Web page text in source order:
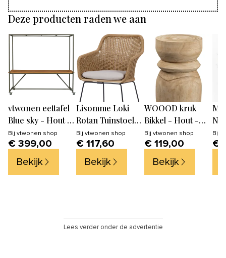
Deze producten raden we aan
vtwonen eettafel
Blue sky - Hout -
Dust -
200x220x97
Bij vtwonen shop
€ 399,00
Bekijk
Lisomme Loki
Rotan Tuinstoel
Naturel - Met
Zitkussen
Bij vtwonen shop
€ 117,60
Bekijk
WOOOD kruk
Bikkel - Hout -
Naturel -
40x28x28
Bij vtwonen shop
€ 119,00
Bekijk
Bij
€
Lees verder onder de advertentie